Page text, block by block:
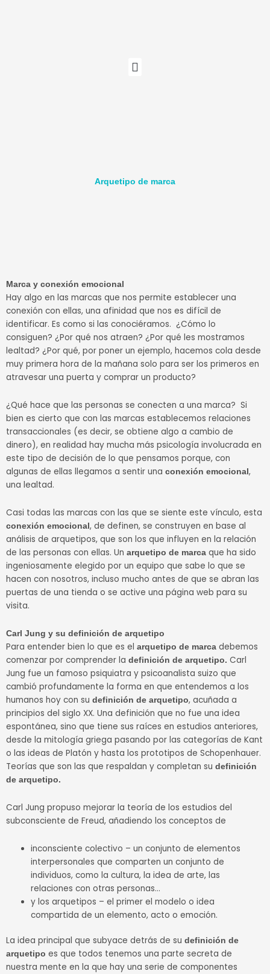
Arquetipo de marca
Marca y conexión emocional
Hay algo en las marcas que nos permite establecer una
conexión con ellas, una afinidad que nos es difícil de
identificar. Es como si las conociéramos. ¿Cómo lo
consiguen? ¿Por qué nos atraen? ¿Por qué les mostramos
lealtad? ¿Por qué, por poner un ejemplo, hacemos cola desde
muy primera hora de la mañana solo para ser los primeros en
atravesar una puerta y comprar un producto?
¿Qué hace que las personas se conecten a una marca? Si
bien es cierto que con las marcas establecemos relaciones
transaccionales (es decir, se obtiene algo a cambio de
dinero), en realidad hay mucha más psicología involucrada en
este tipo de decisión de lo que pensamos porque, con
algunas de ellas llegamos a sentir una conexión emocional ,
una lealtad.
Casi todas las marcas con las que se siente este vínculo, esta
conexión emocional , de definen, se construyen en base al
análisis de arquetipos, que son los que influyen en la relación
de las personas con ellas. Un arquetipo de marca que ha sido
ingeniosamente elegido por un equipo que sabe lo que se
hacen con nosotros, incluso mucho antes de que se abran las
puertas de una tienda o se active una página web para su
visita.
Carl Jung y su definición de arquetipo
Para entender bien lo que es el arquetipo de marca debemos
comenzar por comprender la definición de arquetipo. Carl
Jung fue un famoso psiquiatra y psicoanalista suizo que
cambió profundamente la forma en que entendemos a los
humanos hoy con su definición de arquetipo, acuñada a
principios del siglo XX. Una definición que no fue una idea
espontánea, sino que tiene sus raíces en estudios anteriores,
desde la mitología griega pasando por las categorías de Kant
o las ideas de Platón y hasta los prototipos de Schopenhauer.
Teorías que son las que respaldan y completan su definición
de arquetipo.
Carl Jung propuso mejorar la teoría de los estudios del
subconsciente de Freud, añadiendo los conceptos de
inconsciente colectivo – un conjunto de elementos
interpersonales que comparten un conjunto de
individuos, como la cultura, la idea de arte, las
relaciones con otras personas…
y los arquetipos – el primer el modelo o idea
compartida de un elemento, acto o emoción.
La idea principal que subyace detrás de su definición de
arquetipo es que todos tenemos una parte secreta de
nuestra mente en la que hay una serie de componentes